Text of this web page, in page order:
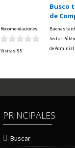
Recomendaciones:
Visitas: 95
Busco
de
Buenas
Sector
de
PRINCIPALES
Buscar